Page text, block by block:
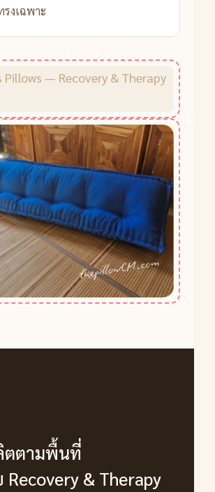
งเฉพาะ
ตตามพื้นที่
Recovery & Therapy